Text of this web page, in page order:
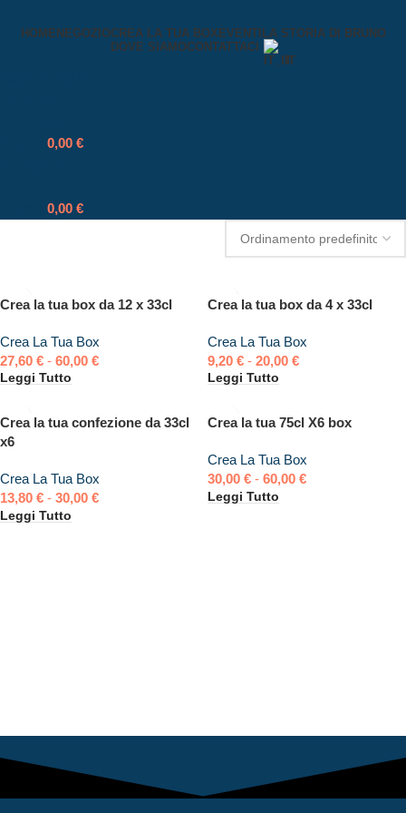
HOME NEGOZIOCREA LA TUA BOX EVENTI LA STORIA DI BRUNO
DOVE SIAMOCONTATTACI
IT
0,00 €
0,00 €
Crea la tua box da 12 x 33cl
Crea La Tua Box
27,60 € - 60,00 €
Leggi Tutto
Crea la tua box da 4 x 33cl
Crea La Tua Box
9,20 € - 20,00 €
Leggi Tutto
Crea la tua confezione da 33cl
x6
Crea La Tua Box
13,80 € - 30,00 €
Leggi Tutto
Crea la tua 75cl X6 box
Crea La Tua Box
30,00 € - 60,00 €
Leggi Tutto